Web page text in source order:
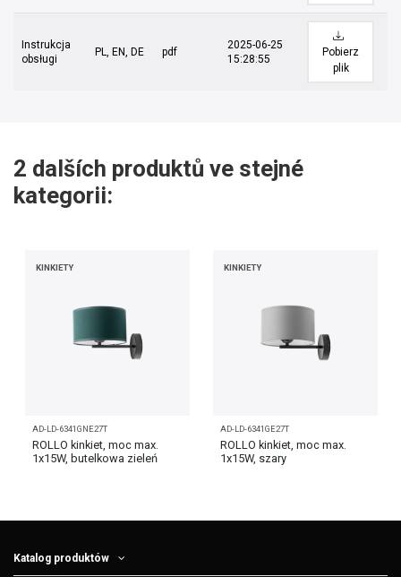
Instrukcja
obsługi
PL, EN, DE pdf
2025-06-25
15:28:55
Pobierz
plik
2 dalších produktů ve stejné
kategorii:
KINKIETY
AD-LD-6341GNE27T
ROLLO kinkiet, moc max.
1x15W, butelkowa zieleń
KINKIETY
AD-LD-6341GE27T
ROLLO kinkiet, moc max.
1x15W, szary
Katalog produktów